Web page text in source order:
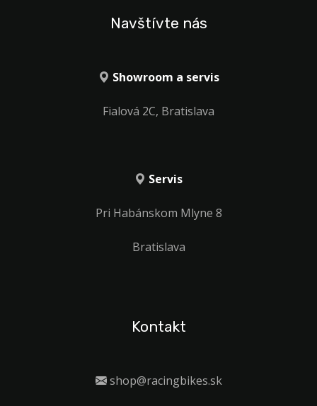
Navštívte nás
Showroom a servis
Fialová 2C, Bratislava
Servis
Pri Habánskom Mlyne 8
Bratislava
Kontakt
shop@racingbikes.sk